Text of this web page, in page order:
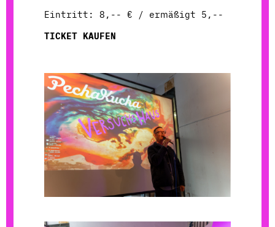
Eintritt: 8,-- € / ermäßigt 5,--
TICKET KAUFEN